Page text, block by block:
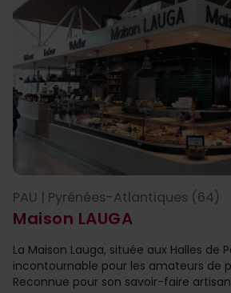
Maison LAUGA
PAU | Pyrénées-Atlantiques (64)
La Maison Lauga, située aux Halles de
incontournable pour les amateurs de
Reconnue pour son savoir-faire